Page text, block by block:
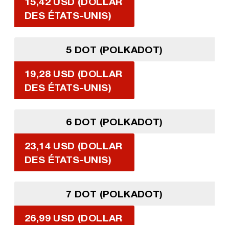
DES ÉTATS-UNIS)
5 DOT (POLKADOT)
19,28 USD (DOLLAR
DES ÉTATS-UNIS)
6 DOT (POLKADOT)
23,14 USD (DOLLAR
DES ÉTATS-UNIS)
7 DOT (POLKADOT)
26,99 USD (DOLLAR